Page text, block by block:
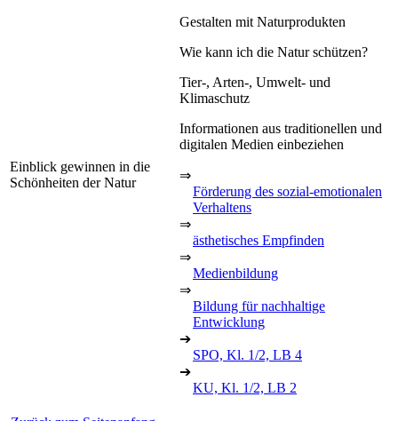
Einblick gewinnen in die
Schönheiten der Natur
Gestalten mit Naturprodukten
Wie kann ich die Natur schützen?
Tier-, Arten-, Umwelt- und
Klimaschutz
Informationen aus traditionellen und
digitalen Medien einbeziehen
⇒
Förderung des sozial-emotionalen
Verhaltens
⇒
ästhetisches Empfinden
⇒
Medienbildung
⇒
Bildung für nachhaltige
Entwicklung
➔
SPO, Kl. 1/2, LB 4
➔
KU, Kl. 1/2, LB 2